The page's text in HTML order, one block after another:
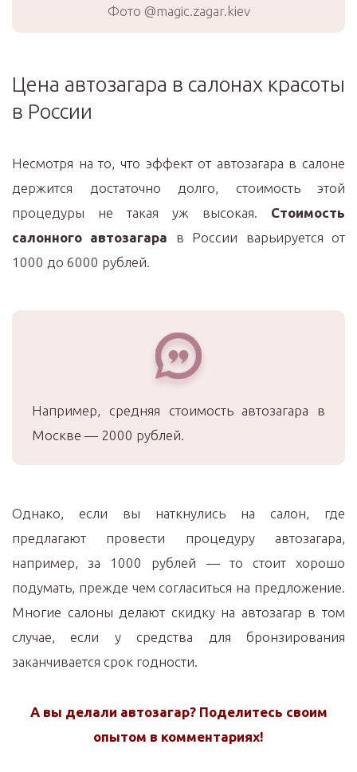
Фото @magic.zagar.kiev
Цена автозагара в салонах красоты
в России
Несмотря на то, что эффект от автозагара в салоне
держится достаточно долго, стоимость этой
процедуры не такая уж высокая. Стоимость
салонного автозагара в России варьируется от
1000 до 6000 рублей.
Например, средняя стоимость автозагара в
Москве — 2000 рублей.
Однако, если вы наткнулись на салон, где
предлагают провести процедуру автозагара,
например, за 1000 рублей — то стоит хорошо
подумать, прежде чем согласиться на предложение.
Многие салоны делают скидку на автозагар в том
случае, если у средства для бронзирования
заканчивается срок годности.
А вы делали автозагар? Поделитесь своим
опытом в комментариях!